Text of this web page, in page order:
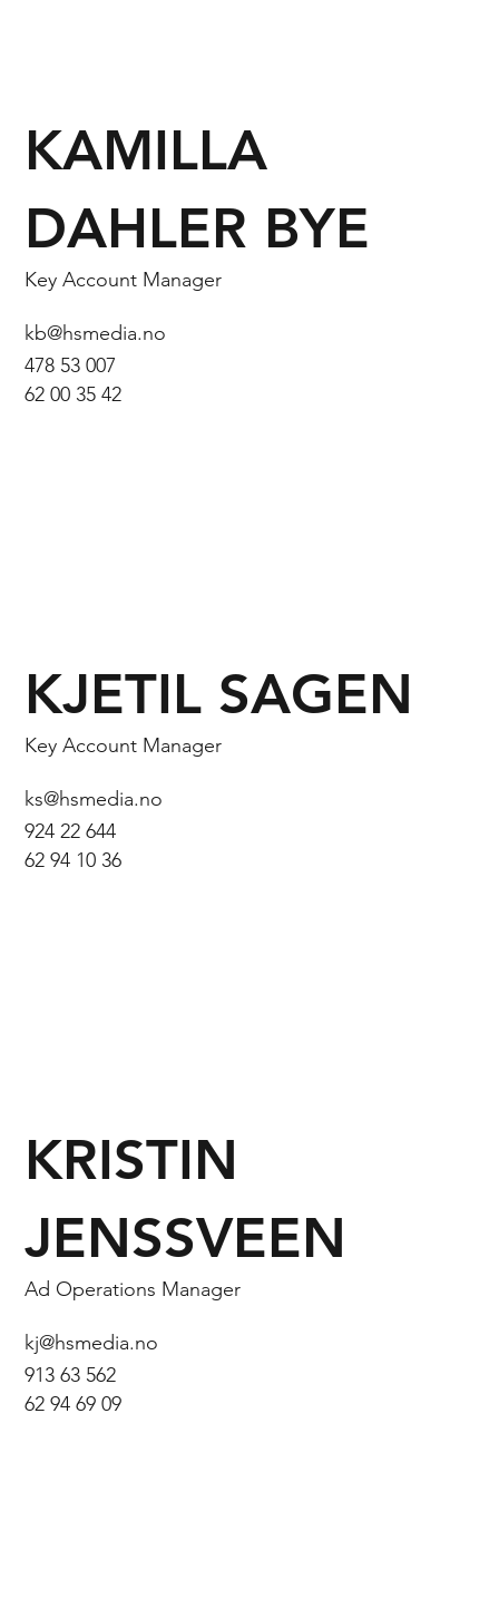
KAMILLA
DAHLER BYE
Key Account Manager
kb@hsmedia.no
478 53 007
62 00 35 42
KJETIL SAGEN
Key Account Manager
ks@hsmedia.no
924 22 644
62 94 10 36
KRISTIN
JENSSVEEN
Ad Operations Manager
kj@hsmedia.no
913 63 562
62 94 69 09